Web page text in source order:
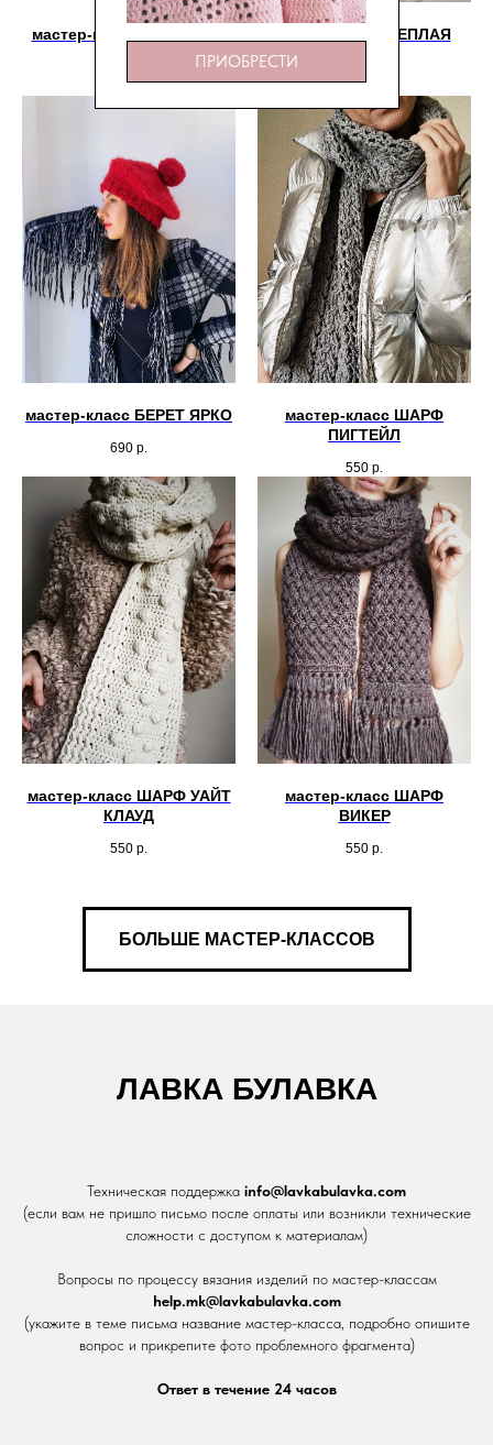
ПРИОБРЕСТИ
мастер-класс КАПЮШОН
1 090 р.
мастер-класс ТЕПЛАЯ
650
мастер-класс БЕРЕТ ЯРКО
690 р.
мастер-класс ШАРФ
ПИГТЕЙЛ
550 р.
мастер-класс ШАРФ УАЙТ
КЛАУД
550 р.
мастер-класс ШАРФ
ВИКЕР
550 р.
БОЛЬШЕ МАСТЕР-КЛАССОВ
ЛАВКА БУЛАВКА
Техническая поддержка info@lavkabulavka.com
(если вам не пришло письмо после оплаты или возникли технические
сложности с доступом к материалам)
Вопросы по процессу вязания изделий по мастер-классам
help.mk@lavkabulavka.com
(укажите в теме письма название мастер-класса, подробно опишите
вопрос и прикрепите фото проблемного фрагмента)
Ответ в течение 24 часов